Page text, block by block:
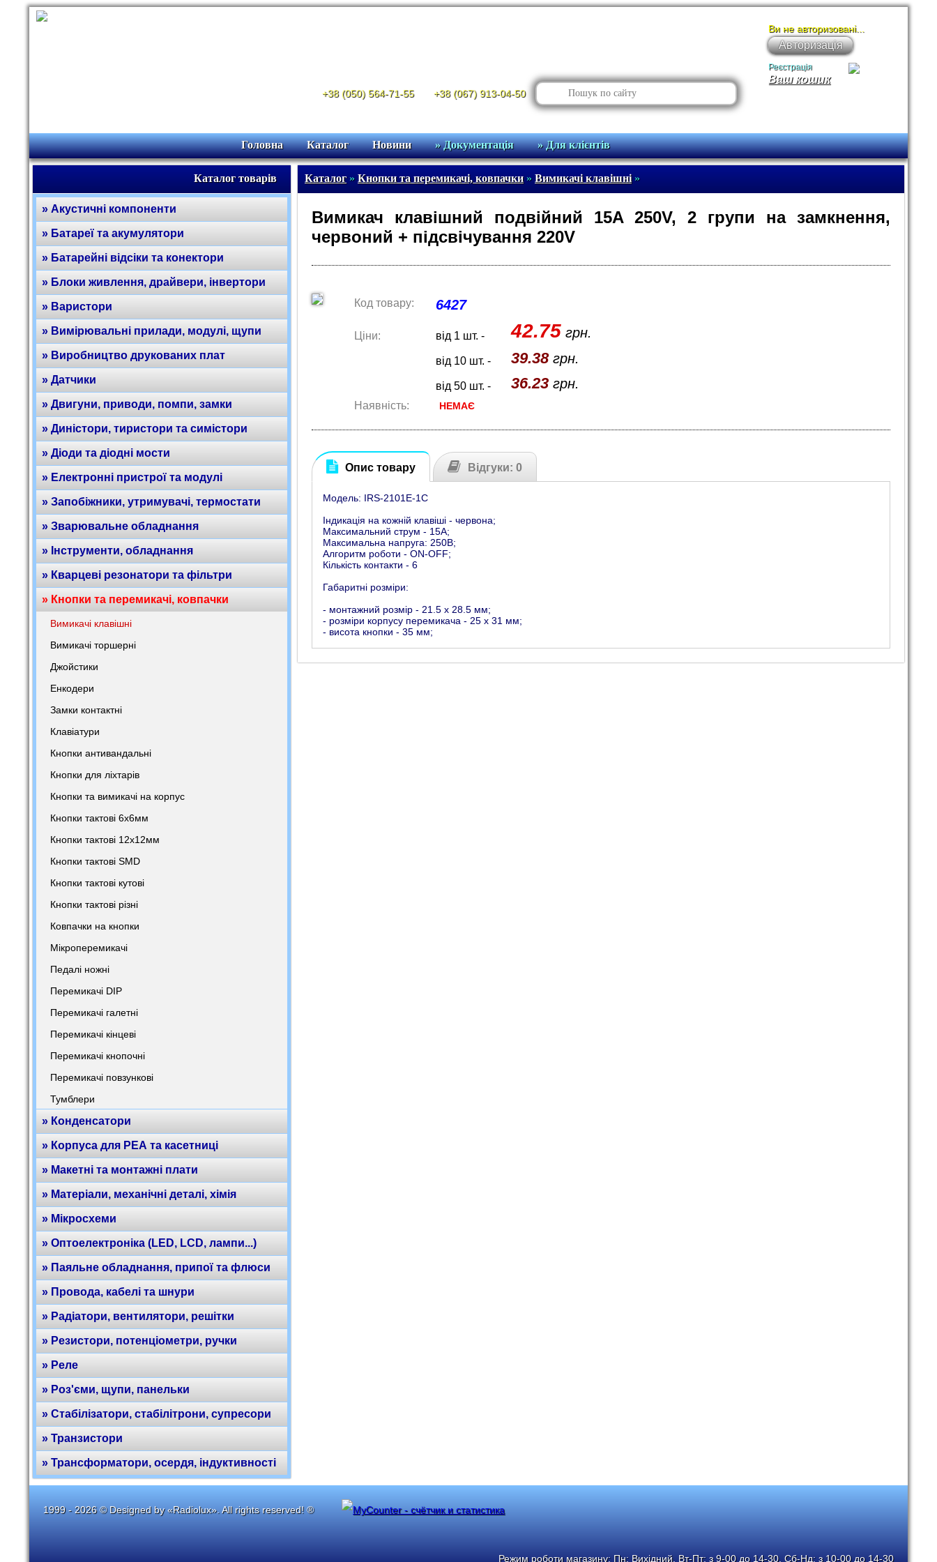
+38 (050) 564-71-55 +38 (067) 913-04-50
Ваш кошик
Ви не авторизовані...
Авторизація
Реєстрація
Головна Каталог Новини » Документація » Для клієнтів
Каталог товарів
» Акустичні компоненти
» Батареї та акумулятори
» Батарейні відсіки та конектори
» Блоки живлення, драйвери, інвертори
» Варистори
» Вимірювальні прилади, модулі, щупи
» Виробництво друкованих плат
» Датчики
» Двигуни, приводи, помпи, замки
» Диністори, тиристори та симістори
» Діоди та діодні мости
» Електронні пристрої та модулі
» Запобіжники, утримувачі, термостати
» Зварювальне обладнання
» Інструменти, обладнання
» Кварцеві резонатори та фільтри
» Кнопки та перемикачі, ковпачки
Вимикачі клавішні
Вимикачі торшерні
Джойстики
Енкодери
Замки контактні
Клавіатури
Кнопки антивандальні
Кнопки для ліхтарів
Кнопки та вимикачі на корпус
Кнопки тактові 6х6мм
Кнопки тактові 12х12мм
Кнопки тактові SMD
Кнопки тактові кутові
Кнопки тактові різні
Ковпачки на кнопки
Мікроперемикачі
Педалі ножні
Перемикачі DIP
Перемикачі галетні
Перемикачі кінцеві
Перемикачі кнопочні
Перемикачі повзункові
Тумблери
» Конденсатори
» Корпуса для РЕА та касетниці
» Макетні та монтажні плати
» Матеріали, механічні деталі, хімія
» Мікросхеми
» Оптоелектроніка (LED, LCD, лампи...)
» Паяльне обладнання, припої та флюси
» Провода, кабелі та шнури
» Радіатори, вентилятори, решітки
» Резистори, потенціометри, ручки
» Реле
» Роз'єми, щупи, панельки
» Стабілізатори, стабілітрони, супресори
» Транзистори
» Трансформатори, осердя, індуктивності
Каталог» Кнопки та перемикачі, ковпачки» Вимикачі клавішні»
Вимикач клавішний подвійний 15A 250V, 2 групи на замкнення,
червоний + підсвічування 220V
Код товару: 6427
Ціни: від 1 шт. - 42.75 грн.
від 10 шт. - 39.38грн.
від 50 шт. - 36.23 грн.
Наявність: НЕМАЄ
Опис товару Відгуки: 0
Модель: IRS-2101E-1C
Індикація на кожній клавіші - червона;
Максимальний струм - 15А;
Максимальна напруга: 250В;
Алгоритм роботи - ON-OFF;
Кількість контакти - 6
Габаритні розміри:
- монтажний розмір - 21.5 х 28.5 мм;
- розміри корпусу перемикача - 25 х 31 мм;
- висота кнопки - 35 мм;
1999 - 2026 © Designed by «Radiolux». All rights reserved! ®
Режим роботи магазину: Пн: Вихідний, Вт-Пт: з 9-00 до 14-30, Сб-Нд: з 10-00 до 14-30